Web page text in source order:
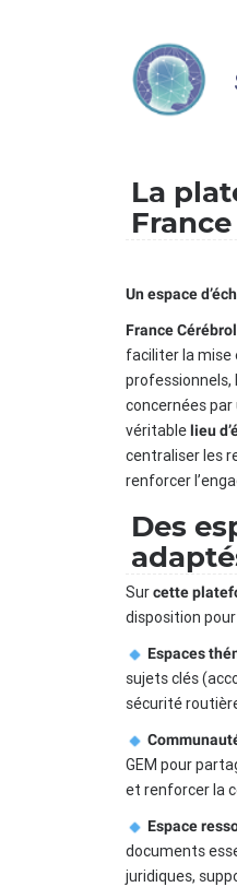
La
Un espace
France
faciliter la mise
professionnels,
concernées par
véritable lieu
centraliser les
renforcer
Des
Surcette
disposition
Espaces
sujets clés
sécurité
GEM pour
et renforcer la
Espace
documents
juridiques,